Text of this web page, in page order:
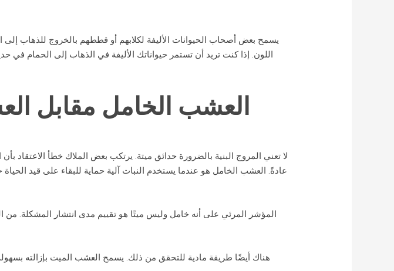
يسمح بعض أصحاب الحيوانات الأليفة لكلابهم أو قططهم بالخروج للذهاب إلى
اللون. إذا كنت تريد أن تستمر حيواناتك الأليفة في الذهاب إلى الحمام
العشب الخامل مقابل
لا تعني المروج البنية بالضرورة حدائق ميتة. يرتكب بعض الملاك خطأ
عادةً. العشب الخامل هو عندما يستخدم النبات آلية حماية للبقاء على قيد
المؤشر المرئي على أنه خامل وليس ميتًا هو تقييم مدى انتشار المشكلة. من
هناك أيضًا طريقة مادية للتحقق من ذلك. يسمح العشب الميت بإزالته